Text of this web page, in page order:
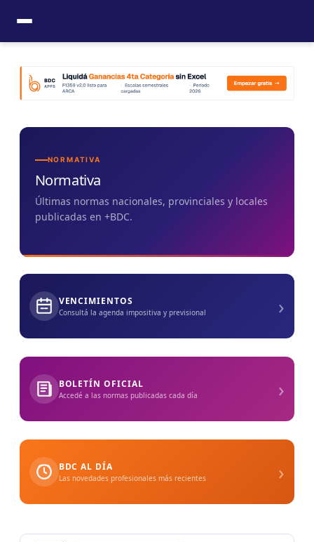
contenido
NORMATIVA
Normativa
Últimas normas nacionales, provinciales y locales
publicadas en +BDC.
VENCIMIENTOS
Consultá la agenda impositiva y previsional ›
BOLETÍN OFICIAL
Accedé a las normas publicadas cada día ›
BDC AL DÍA
Las novedades profesionales más recientes ›